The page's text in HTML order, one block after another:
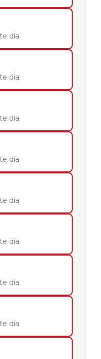
día.
día.
día.
día.
día.
día.
día.
día.